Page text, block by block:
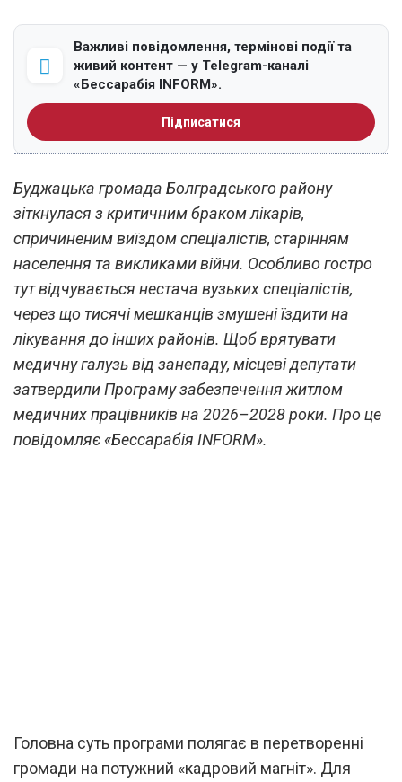
Важливі повідомлення, термінові події та
живий контент — у Telegram-каналі
«Бессарабія INFORM».
Підписатися
Буджацька громада Болградського району
зіткнулася з критичним браком лікарів,
спричиненим виїздом спеціалістів, старінням
населення та викликами війни. Особливо гостро
тут відчувається нестача вузьких спеціалістів,
через що тисячі мешканців змушені їздити на
лікування до інших районів. Щоб врятувати
медичну галузь від занепаду, місцеві депутати
затвердили Програму забезпечення житлом
медичних працівників на 2026–2028 роки. Про це
повідомляє «Бессарабія INFORM».
Головна суть програми полягає в перетворенні
громади на потужний «кадровий магніт». Для